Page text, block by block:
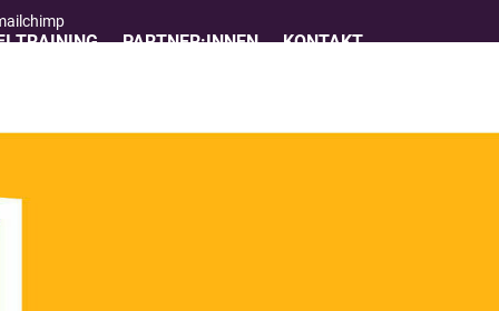
TRAINING PARTNER:INNEN KONTAKT